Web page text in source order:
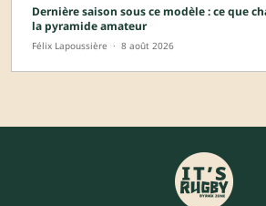
Dernière saison sous ce modèle : ce que
la pyramide amateur
Félix Lapoussière · 8 août 2026